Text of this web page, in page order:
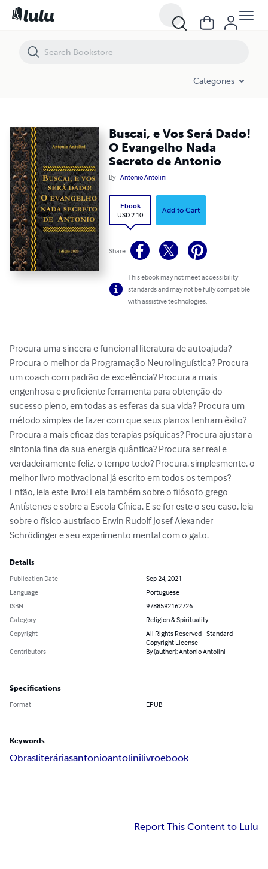
Categories
Buscai, e Vos Será Dado!
O Evangelho Nada
Secreto de Antonio
By Antonio Antolini
Ebook
USD 2.10
Add to Cart
Share
This ebook may not meet accessibility
standards and may not be fully compatible
with assistive technologies.
Procura uma sincera e funcional literatura de autoajuda?
Procura o melhor da Programação Neurolinguística? Procura
um coach com padrão de excelência? Procura a mais
engenhosa e proficiente ferramenta para obtenção do
sucesso pleno, em todas as esferas da sua vida? Procura um
método simples de fazer com que seus planos tenham êxito?
Procura a mais eficaz das terapias psíquicas? Procura ajustar a
sintonia fina da sua energia quântica? Procura ser real e
verdadeiramente feliz, o tempo todo? Procura, simplesmente, o
melhor livro motivacional já escrito em todos os tempos?
Então, leia este livro! Leia também sobre o filósofo grego
Antístenes e sobre a Escola Cínica. E se for este o seu caso, leia
sobre o físico austríaco Erwin Rudolf Josef Alexander
Schrödinger e seu experimento mental com o gato.
Details
Publication Date
Sep 24, 2021
Language
Portuguese
ISBN
9788592162726
Category
Religion & Spirituality
Copyright
All Rights Reserved - Standard
Copyright License
Contributors
By (author): Antonio Antolini
Specifications
Format EPUB
Keywords
Obrasliteráriasantonioantolinilivroebook
Report This Content to Lulu
Buscai, e Vos Será Dado! O Evangelho Nada Secreto de Antonio